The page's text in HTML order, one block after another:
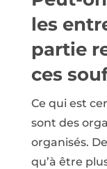
les
partie
ces
Ce qui est
sont des
organisés.
qu’à être